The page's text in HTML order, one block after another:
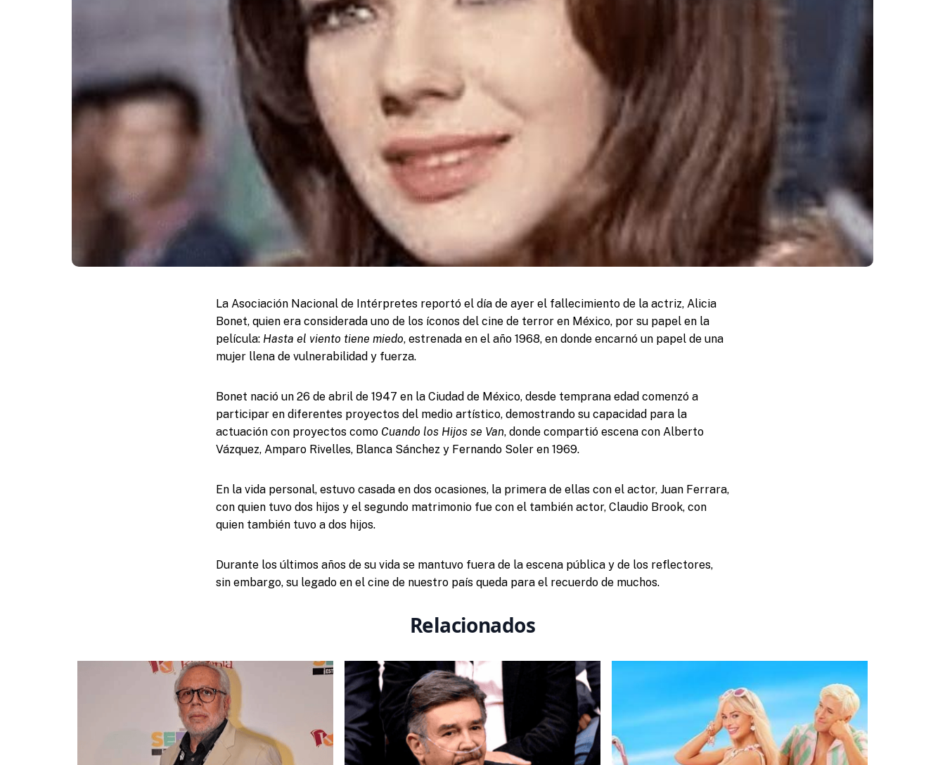
La Asociación Nacional de Intérpretes reportó el día de ayer el fallecimiento de la actriz, Alicia
Bonet, quien era considerada uno de los íconos del cine de terror en México, por su papel en la
película: Hasta el viento tiene miedo, estrenada en el año 1968, en donde encarnó un papel de una
mujer llena de vulnerabilidad y fuerza.
Bonet nació un 26 de abril de 1947 en la Ciudad de México, desde temprana edad comenzó a
participar en diferentes proyectos del medio artístico, demostrando su capacidad para la
actuación con proyectos como Cuando los Hijos se Van, donde compartió escena con Alberto
Vázquez, Amparo Rivelles, Blanca Sánchez y Fernando Soler en 1969.
En la vida personal, estuvo casada en dos ocasiones, la primera de ellas con el actor, Juan Ferrara,
con quien tuvo dos hijos y el segundo matrimonio fue con el también actor, Claudio Brook, con
quien también tuvo a dos hijos.
Durante los últimos años de su vida se mantuvo fuera de la escena pública y de los reflectores,
sin embargo, su legado en el cine de nuestro país queda para el recuerdo de muchos.
Relacionados